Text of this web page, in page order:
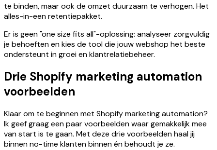
te binden, maar ook de omzet duurzaam te verhogen. Het
alles-in-een retentiepakket.
Er is geen "one size fits all"-oplossing: analyseer zorgvuldig
je behoeften en kies de tool die jouw webshop het beste
ondersteunt in groei en klantrelatiebeheer.
Drie Shopify marketing automation
voorbeelden
Klaar om te beginnen met Shopify marketing automation?
Ik geef graag een paar voorbeelden waar gemakkelijk mee
van start is te gaan. Met deze drie voorbeelden haal jij
binnen no-time klanten binnen én behoudt je ze.